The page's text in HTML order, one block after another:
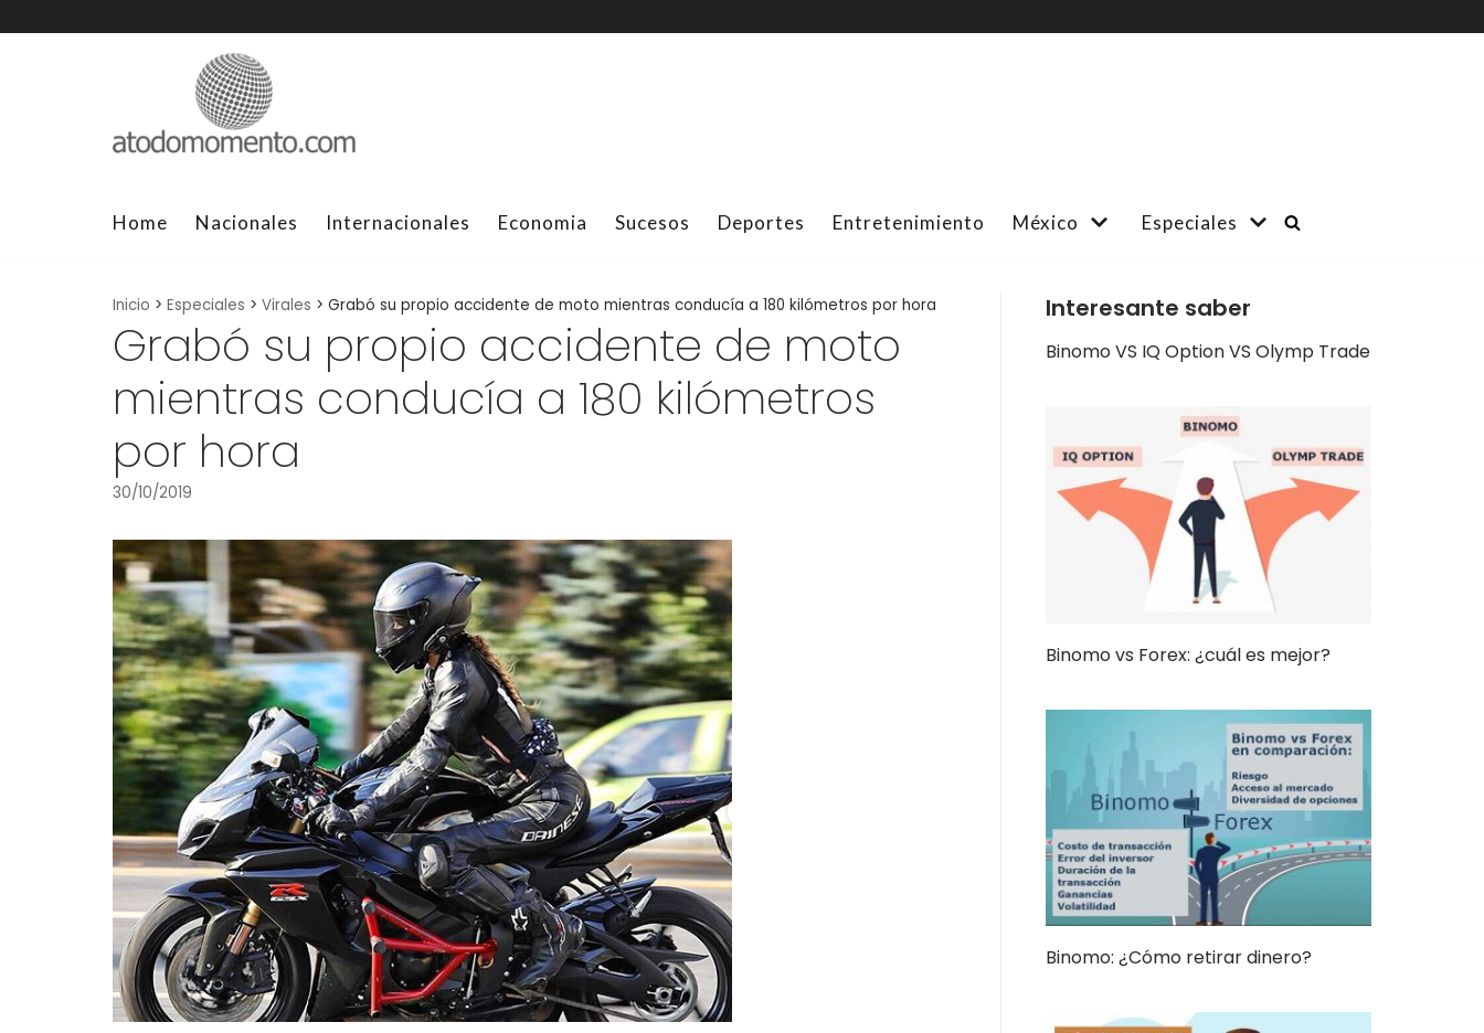
Home Nacionales Internacionales Economia Sucesos Deportes Entretenimiento México Especiales
Inicio > Especiales > Virales > Grabó su propio accidente de moto mientras conducía a 180 kilómetros por hora
Grabó su propio accidente de moto
mientras conducía a 180 kilómetros
por hora
30/10/2019
Interesante saber
Binomo VS IQ Option VS Olymp Trade
Binomo vs Forex: ¿cuál es mejor?
Binomo: ¿Cómo retirar dinero?